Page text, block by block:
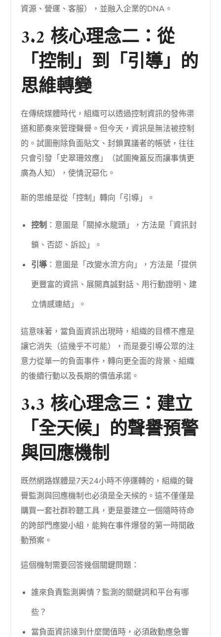
資源、營運、客服），並融入企業的DNA。
3.2 核心理念二：從
「控制」到「引導」的
思維轉變
在傳統媒體時代，組織可以透過控制資訊的發佈渠
道和節奏來管理聲譽。但今天，資訊是無法被控制
的。試圖刪除負面貼文、封鎖異議者的帳號，往往
只會引發「史翠珊效應」（試圖掩蓋反而讓事情更
廣為人知），使情況惡化。
新的思維是從「控制」轉向「引導」。
控制 ：意圖是「關掉水龍頭」，方法是「資訊封
鎖、否認、訴訟」。
引導 ：意圖是「改變水流方向」，方法是「提供
更豐富的資訊、展開真誠對話、用行動證明、建
立情感連結」。
這意味著，當負面資訊出現時，組織的目標不應是
讓它消失（這幾乎不可能），而是要引導公眾的注
意力從單一的負面事件，轉向更全面的背景、組織
的後續行動以及長期的價值承諾。
3.3 核心理念三：建立
「全天候」的聲譽預警
與回應機制
既然網路媒體是7天24小時不停運轉的，組織的聲
譽監測與回應機制也必須是全天候的。這不僅僅是
購買一套社群聆聽工具，更是要建立一個隨時待命
的跨部門應變小組，能夠在事件爆發的第一時間啟
動預案。
這個機制需要回答幾個關鍵問題：
誰來負責監測輿情？監測的關鍵詞和平台有哪
些？
當負面資訊達到什麼閾值時，必須啟動應急響